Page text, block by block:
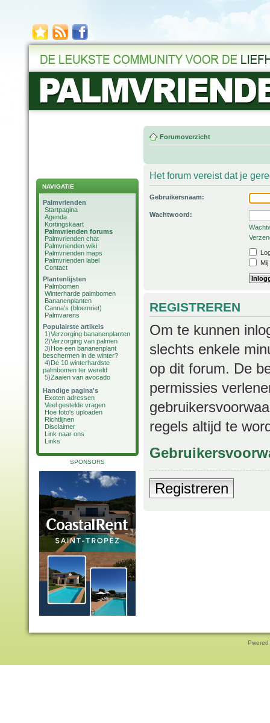
NAVIGATIE
Palmvrienden
Startpagina
Agenda
Kortingskaart
Palmvrienden forums
Palmvrienden chat
Palmvrienden wiki
Palmvrienden maps
Palmvrienden label
Contact
Plantenlijsten
Palmbomen
Winterharde palmbomen
Bananenplanten
Canna's (bloemriet)
Palmvarens
Populairste artikels
1)Verzorging bananenplanten
2)Verzorging van palmen
3)Hoe een bananenplant
beschermen in de winter?
4)De 10 winterhardste
palmbomen ter wereld
5)Zaaien van avocado
Handige pagina's
Exoten adressen
Veel gestelde vragen
Hoe foto's uploaden
Richtlijnen
Disclaimer
Link naar ons
Links
SPONSORS
Forumoverzicht
Het forum vereist dat je
Gebruikersnaam:
Wachtwoord:
REGISTREREN
Om te kunnen
slechts enkele
op dit forum. De
permissies
regels altijd te
Registreren